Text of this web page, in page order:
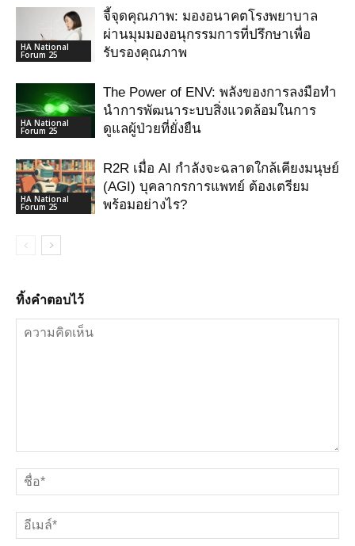
HA National
Forum 25
จี้จุดคุณภาพ: มองอนาคตโรงพยาบาล
ผ่านมุมมองอนุกรรมการที่ปรึกษาเพื่อ
รับรองคุณภาพ
HA National
Forum 25
The Power of ENV: พลังของการลงมือทำ
นำการพัฒนาระบบสิ่งแวดล้อมในการ
ดูแลผู้ป่วยที่ยั่งยืน
HA National
Forum 25
R2R เมื่อ AI กําลังจะฉลาดใกล้เคียงมนุษย์
(AGI) บุคลากรการแพทย์ ต้องเตรียม
พร้อมอย่างไร?
ทิ้งคำตอบไว้